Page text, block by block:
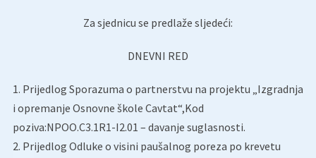
Za sjednicu se predlaže sljedeći:
DNEVNI RED
1. Prijedlog Sporazuma o partnerstvu na projektu „Izgradnja
i opremanje Osnovne škole Cavtat“,Kod
poziva:NPOO.C3.1R1-I2.01 – davanje suglasnosti.
2. Prijedlog Odluke o visini paušalnog poreza po krevetu